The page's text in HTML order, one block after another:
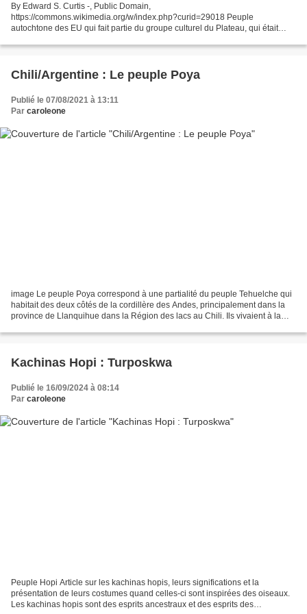
By Edward S. Curtis -, Public Domain,
https://commons.wikimedia.org/w/index.php?curid=29018 Peuple
autochtone des EU qui fait partie du groupe culturel du Plateau, qui était
un...
Chili/Argentine : Le peuple Poya
Publié le 07/08/2021 à 13:11
Par caroleone
image Le peuple Poya correspond à une partialité du peuple Tehuelche qui
habitait des deux côtés de la cordillère des Andes, principalement dans la
province de Llanquihue dans la Région des lacs au Chili. Ils vivaient à la
Kachinas Hopi : Turposkwa
Publié le 16/09/2024 à 08:14
Par caroleone
Peuple Hopi Article sur les kachinas hopis, leurs significations et la
présentation de leurs costumes quand celles-ci sont inspirées des oiseaux.
Les kachinas hopis sont des esprits ancestraux et des esprits des